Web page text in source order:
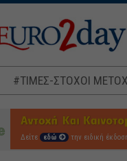
#ΤΙΜΕΣ-ΣΤΟΧΟΙ
Δείτε εδώ την ειδική